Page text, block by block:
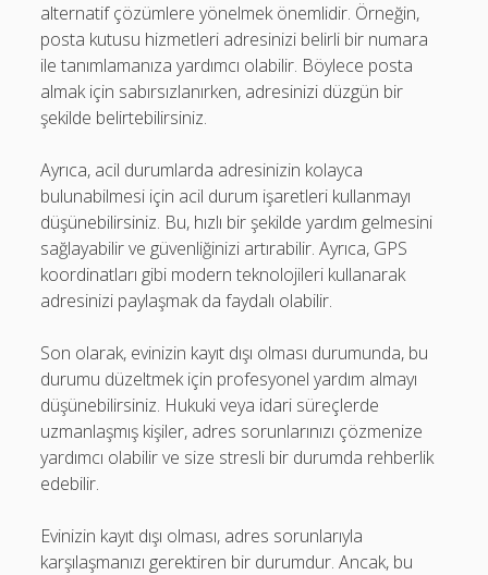
alternatif çözümlere yönelmek önemlidir. Örneğin,
posta kutusu hizmetleri adresinizi belirli bir numara
ile tanımlamanıza yardımcı olabilir. Böylece posta
almak için sabırsızlanırken, adresinizi düzgün bir
şekilde belirtebilirsiniz.
Ayrıca, acil durumlarda adresinizin kolayca
bulunabilmesi için acil durum işaretleri kullanmayı
düşünebilirsiniz. Bu, hızlı bir şekilde yardım gelmesini
sağlayabilir ve güvenliğinizi artırabilir. Ayrıca, GPS
koordinatları gibi modern teknolojileri kullanarak
adresinizi paylaşmak da faydalı olabilir.
Son olarak, evinizin kayıt dışı olması durumunda, bu
durumu düzeltmek için profesyonel yardım almayı
düşünebilirsiniz. Hukuki veya idari süreçlerde
uzmanlaşmış kişiler, adres sorunlarınızı çözmenize
yardımcı olabilir ve size stresli bir durumda rehberlik
edebilir.
Evinizin kayıt dışı olması, adres sorunlarıyla
karşılaşmanızı gerektiren bir durumdur. Ancak, bu